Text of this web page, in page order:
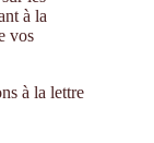
à la
vos
à la lettre